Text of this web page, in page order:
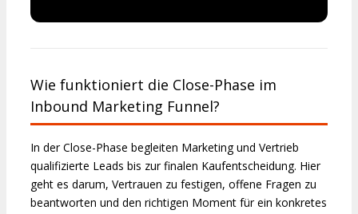
Wie funktioniert die Close-Phase im
Inbound Marketing Funnel?
In der Close-Phase begleiten Marketing und Vertrieb
qualifizierte Leads bis zur finalen Kaufentscheidung. Hier
geht es darum, Vertrauen zu festigen, offene Fragen zu
beantworten und den richtigen Moment für ein konkretes